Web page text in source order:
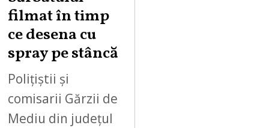
filmat în timp
ce desena cu
spray pe stâncă
Polițiștii și
comisarii Gărzii de
Mediu din județul